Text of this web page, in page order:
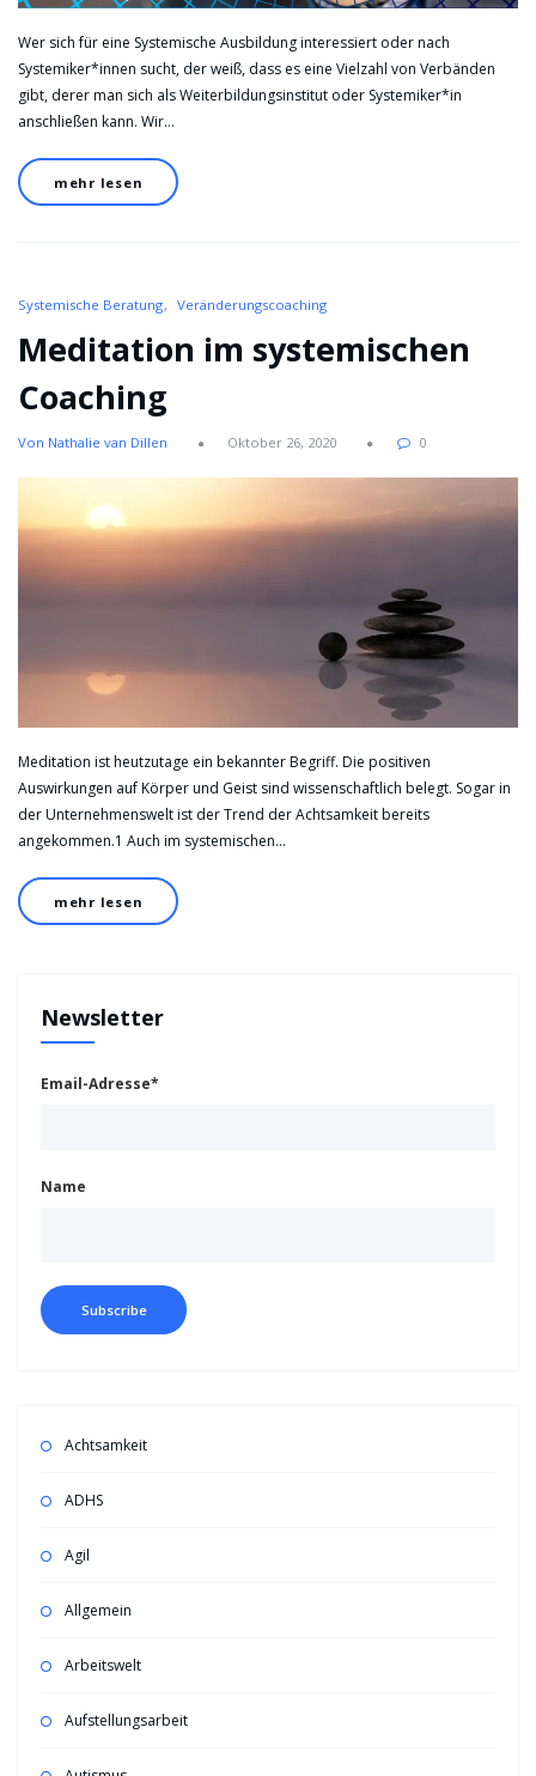
Wer sich für eine Systemische Ausbildung interessiert oder nach
Systemiker*innen sucht, der weiß, dass es eine Vielzahl von Verbänden
gibt, derer man sich als Weiterbildungsinstitut oder Systemiker*in
anschließen kann. Wir…
mehr lesen
Systemische Beratung Veränderungscoaching
Meditation im systemischen
Coaching
Von Nathalie van Dillen Oktober 26, 2020 0
Meditation ist heutzutage ein bekannter Begriff. Die positiven
Auswirkungen auf Körper und Geist sind wissenschaftlich belegt. Sogar in
der Unternehmenswelt ist der Trend der Achtsamkeit bereits
angekommen.1 Auch im systemischen…
mehr lesen
Newsletter
Email-Adresse*
Name
Achtsamkeit
ADHS
Agil
Allgemein
Arbeitswelt
Aufstellungsarbeit